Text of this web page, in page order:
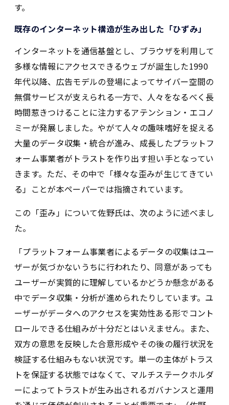
す。
既存のインターネット構造が生み出した「ひずみ」
インターネットを通信基盤とし、ブラウザを利用して
多様な情報にアクセスできるウェブが誕生した1990
年代以降、広告モデルの登場によってサイバー空間の
無償サービスが支えられる一方で、人々をなるべく長
時間惹きつけることに注力するアテンション・エコノ
ミーが発展しました。やがて人々の趣味嗜好を捉える
大量のデータ収集・統合が進み、成長したプラットフ
ォーム事業者がトラストを作り出す担い手となってい
きます。ただ、その中で「様々な歪みが生じてきてい
る」ことが本ペーパーでは指摘されています。
この「歪み」について佐野氏は、次のように述べまし
た。
「プラットフォーム事業者によるデータの収集はユー
ザーが気づかないうちに行われたり、同意があっても
ユーザーが実質的に理解しているかどうか懸念がある
中でデータ収集・分析が進められたりしています。ユ
ーザーがデータへのアクセスを実効性ある形でコント
ロールできる仕組みが十分だとはいえません。また、
双方の意思を反映した合意形成やその後の履行状況を
検証する仕組みもない状況です。単一の主体がトラス
トを保証する状態ではなくて、マルチステークホルダ
ーによってトラストが生み出されるガバナンスと運用